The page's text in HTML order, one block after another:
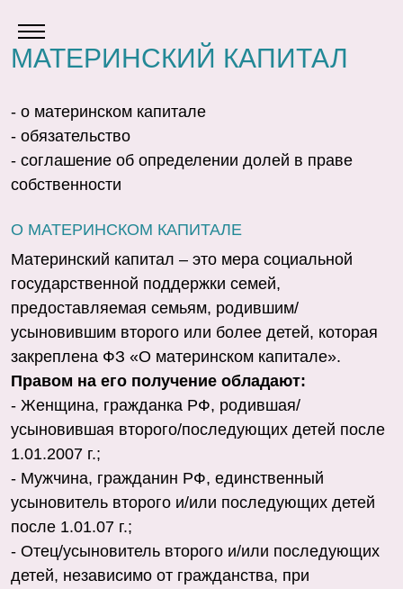
МАТЕРИНСКИЙ КАПИТАЛ
- о материнском капитале
- обязательство
- cоглашение об определении долей в праве
собственности
О МАТЕРИНСКОМ КАПИТАЛЕ
Материнский капитал – это мера социальной
государственной поддержки семей,
предоставляемая семьям, родившим/
усыновившим второго или более детей, которая
закреплена ФЗ «О материнском капитале».
Правом на его получение обладают:
- Женщина, гражданка РФ, родившая/
усыновившая второго/последующих детей после
1.01.2007 г.;
- Мужчина, гражданин РФ, единственный
усыновитель второго и/или последующих детей
после 1.01.07 г.;
- Отец/усыновитель второго и/или последующих
детей, независимо от гражданства, при